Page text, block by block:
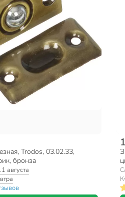
Trodos, 03.02.33,
бронза
августа